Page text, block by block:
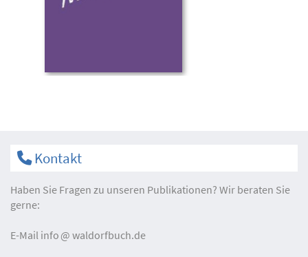
Kontakt
Haben Sie Fragen zu unseren Publikationen? Wir beraten Sie
gerne:
E-Mail info waldorfbuch.de